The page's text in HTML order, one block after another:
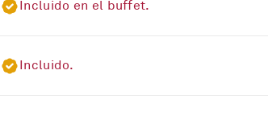
Incluido en el buffet.
Incluido.